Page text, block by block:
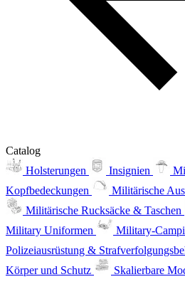
Catalog
Holsterungen
Insignien
Kopfbedeckungen
Militärische
Militärische Rucksäcke & Taschen
Military Uniformen
Military-
Polizeiausrüstung &
Körper und Schutz
Skalierbare